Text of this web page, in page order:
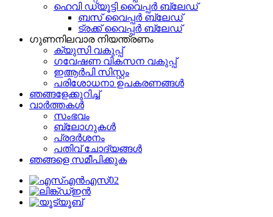
ഹെവി ഡ്യൂട്ടി വൈപ്പർ ബ്ലേഡ്
ബസ് വൈപ്പർ ബ്ലേഡ്
ട്രക്ക് വൈപ്പർ ബ്ലേഡ്
ഗുണനിലവാര നിയന്ത്രണം
ക്യുസി വകുപ്പ്
ഗവേഷണ വികസന വകുപ്പ്
ഇആർപി സിസ്റ്റം
പരിശോധനാ ഉപകരണങ്ങൾ
ഞങ്ങളേക്കുറിച്ച്
വാർത്തകൾ
സംഭവം
ബ്ലോഗുകൾ
പ്രദർശനം
പതിവ് ചോദ്യങ്ങൾ
ഞങ്ങളെ സമീപിക്കുക